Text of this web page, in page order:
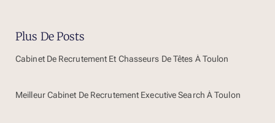
Plus De Posts
Cabinet De Recrutement Et Chasseurs De Têtes À Toulon
Meilleur Cabinet De Recrutement Executive Search À Toulon